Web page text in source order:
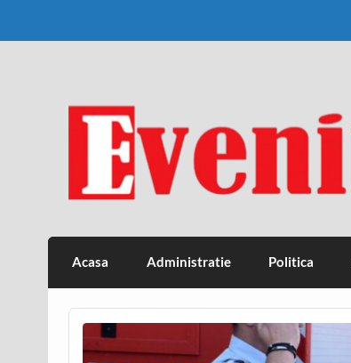
Eveniment Valcean
Acasa Administratie Politica